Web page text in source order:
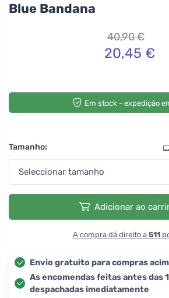
Blue Bandana
40,90 €
20,45 €
Em stock - expedição
Tamanho:
Adicionar ao
A compra dá direito a 511
Envio gratuito para compras
As encomendas feitas antes das
despachadas imediatamente